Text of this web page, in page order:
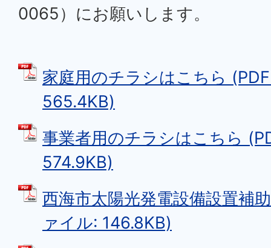
0065）にお願いします。
家庭用のチラシはこちら
565.4KB)
事業者用のチラシはこちら
574.9KB)
西海市太陽光発電設備設置補
ァイル: 146.8KB)